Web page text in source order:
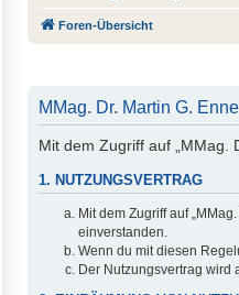
Foren-Übersicht
MMag. Dr. Martin G.
Mit dem Zugriff auf „MMag.
1. NUTZUNGSVERTRAG
Mit dem Zugriff auf
einverstanden.
Wenn du mit diesen
Der Nutzungsvertrag wird